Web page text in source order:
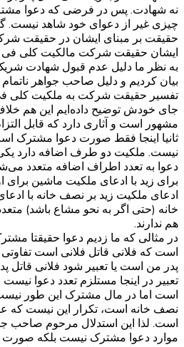
نه شهادت. پس در فرضی که دعوا
چیزی غیر از دعوای خود شاهد نیست.
حقیقت بر مبنای ایشان در حقیقت
ایشان حقیقت شرکت مالکیت کلی فی
به نظر ما دلیل عدم قبول شهادت
بیان کردیم و دلیل صاحب جواهر
تفسیر حقیقت شرکت به ملکیت کلی
جای خودش توضیح داده‌ایم این هم
مشهور است و آثاری دارد که قابل
ثانیا اینجا فقط صورت دعوا مشترک
نیست. ملکیت دو طرف اضافه دارد
دعوا به تعدد اطراف اضافه متعدد
برای زید با ادعای ملکیت ماشین برای
ادعای ملکیت زید بر نصف خانه با
خانه (حتی اگر به نحو مشاع باشد)
هم ندارند.
در مثالی که ما زدیم دعوا حقیقتا
است که فلانی قاتل فلانی است تفاوتی
پدر من است یا تعبیر شود فلانی قاتل
تعبیر در اینجا مستلزم تعدد دعوا
است اما در مال مشترک این طور نیست
نصف خانه است، تکرار این نیست که
است. لذا این استدلال مرحوم صاحب
موارد دعوا مشترک نیست بلکه